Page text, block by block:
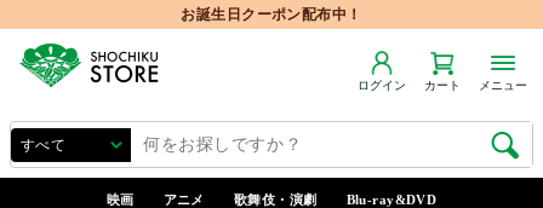
お誕生日クーポン配布中！
ログイン カート メニュー
映画 アニメ 歌舞伎・演劇 Blu-ray&DVD